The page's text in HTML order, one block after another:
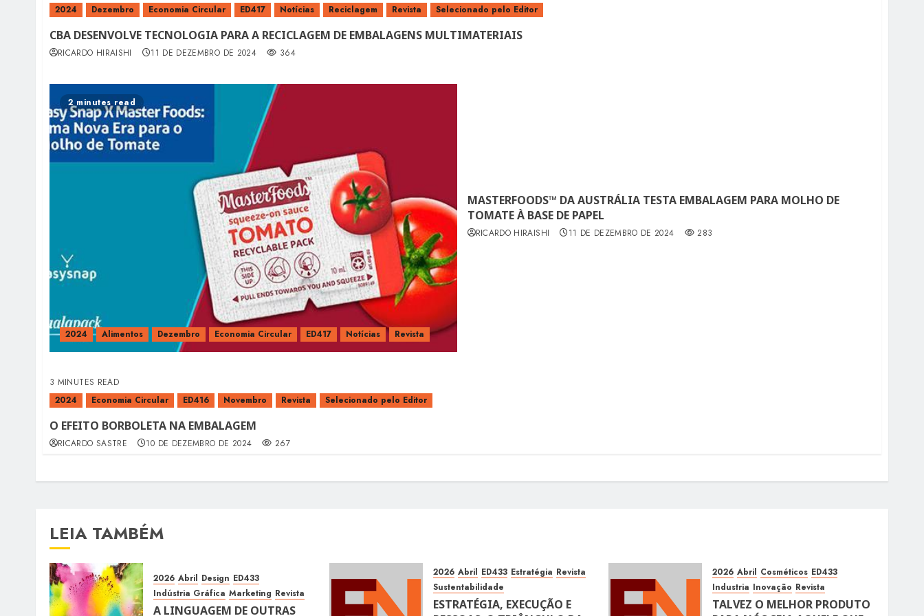
2024 Dezembro Economia Circular ED417 Notícias Reciclagem Revista Selecionado pelo Editor
CBA DESENVOLVE TECNOLOGIA PARA A RECICLAGEM DE EMBALAGENS MULTIMATERIAIS
RICARDO HIRAISHI 11 DE DEZEMBRO DE 2024 364
2 minutes read
2024 Alimentos Dezembro Economia Circular ED417 Notícias Revista
MASTERFOODS™ DA AUSTRÁLIA TESTA EMBALAGEM PARA MOLHO DE
TOMATE À BASE DE PAPEL
RICARDO HIRAISHI 11 DE DEZEMBRO DE 2024 283
3 MINUTES READ
2024
Economia Circular ED416 Novembro Revista Selecionado pelo Editor
O EFEITO BORBOLETA NA EMBALAGEM
RICARDO SASTRE 10 DE DEZEMBRO DE 2024 267
LEIA TAMBÉM
2026 Abril Design ED433
Indústria Gráfica Marketing Revista
A LINGUAGEM DE OUTRAS
2026 Abril ED433 Estratégia Revista
Sustentabilidade
ESTRATÉGIA, EXECUÇÃO E
2026 Abril Cosméticos ED433
Industria Inovação Revista
TALVEZ O MELHOR PRODUTO